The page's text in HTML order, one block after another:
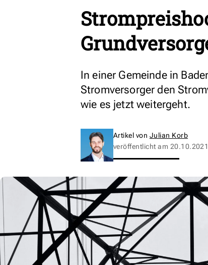
In einer Gemeinde in
Stromversorger den
wie es jetzt weitergeht.
Artikel von Julian Korb
veröffentlicht am